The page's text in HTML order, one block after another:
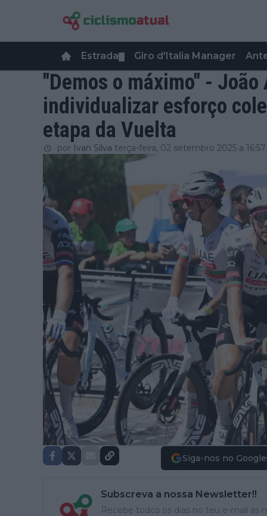
Estrada Giro d'Italia Manager
"Demos o máximo" -
individualizar esforço
etapa da Vuelta
por Ivan Silva terça-feira, 02 setembro 2025 a 16:57
Siga-nos no Google!
Subscreva a nossa Newsletter!!
Recebe todos os dias no teu e-mail as